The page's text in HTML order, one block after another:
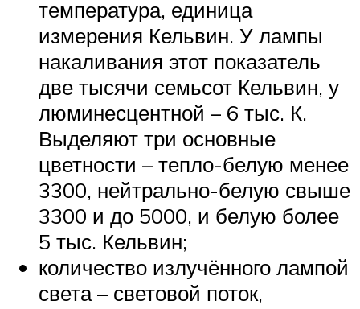
температура, единица
измерения Кельвин. У лампы
накаливания этот показатель
две тысячи семьсот Кельвин, у
люминесцентной – 6 тыс. К.
Выделяют три основные
цветности – тепло-белую менее
3300, нейтрально-белую свыше
3300 и до 5000, и белую более
5 тыс. Кельвин;
количество излучённого лампой
света – световой поток,